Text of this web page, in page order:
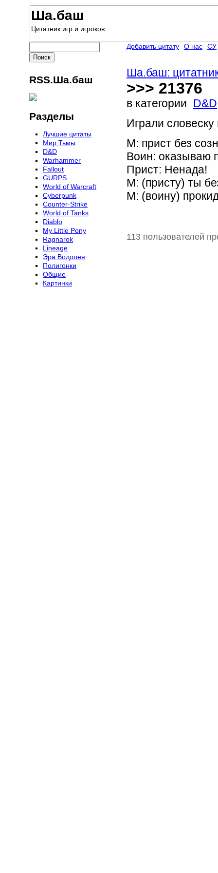
Ша.баш
Цитатник игр и игроков
Ша.баш:
>>> 21376
в категории D&D
Играли
М: прист без
Воин: оказываю
Прист: Ненада!
М: (присту) ты
М: (воину)
113 пользователей
Добавить цитату О нас СУ
RSS.Ша.баш
Разделы
Лучшие цитаты
Мир Тьмы
D&D
Warhammer
Fallout
GURPS
World of Warcraft
Сyberpunk
Counter-Strike
World of Tanks
Diablo
My Little Pony
Ragnarok
Lineage
Эра Водолея
Полигонки
Общие
Картинки